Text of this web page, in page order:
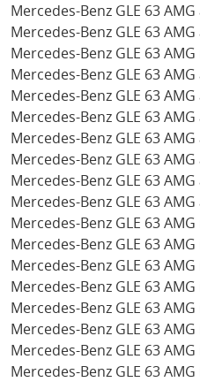
Mercedes-Benz GLE 63
Mercedes-Benz GLE 63
Mercedes-Benz GLE 63
Mercedes-Benz GLE 63
Mercedes-Benz GLE 63
Mercedes-Benz GLE 63
Mercedes-Benz GLE 63
Mercedes-Benz GLE 63 AMG
Mercedes-Benz GLE 63
Mercedes-Benz GLE 63 AMG
Mercedes-Benz GLE 63
Mercedes-Benz GLE 63
Mercedes-Benz GLE 63
Mercedes-Benz GLE 63
Mercedes-Benz GLE 63
Mercedes-Benz GLE 63
Mercedes-Benz GLE 63
Mercedes-Benz GLE 63